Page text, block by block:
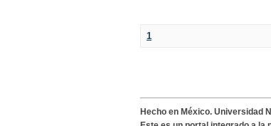
1
Hecho en México. Universidad